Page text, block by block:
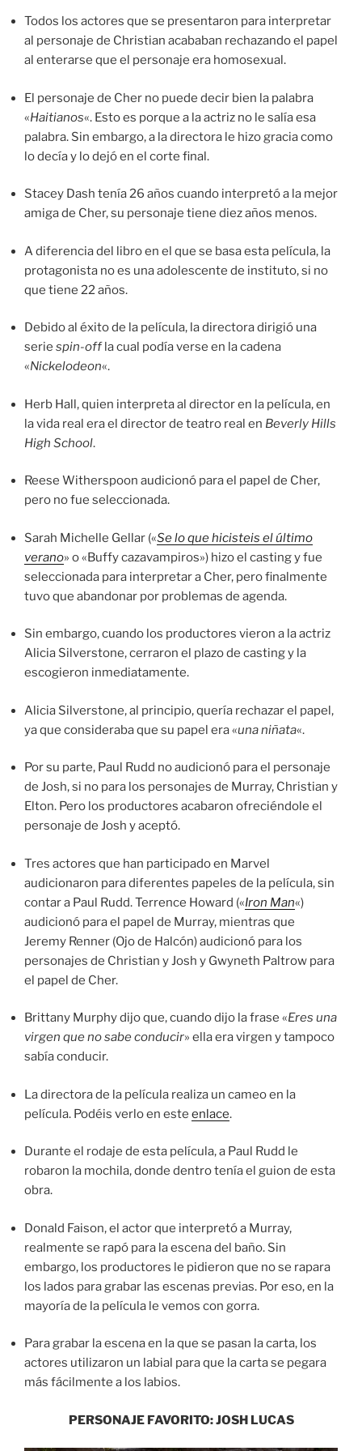
Todos los actores que se presentaron para interpretar
al personaje de Christian acababan rechazando el papel
al enterarse que el personaje era homosexual.
El personaje de Cher no puede decir bien la palabra
«Haitianos«. Esto es porque a la actriz no le salía esa
palabra. Sin embargo, a la directora le hizo gracia como
lo decía y lo dejó en el corte final.
Stacey Dash tenía 26 años cuando interpretó a la mejor
amiga de Cher, su personaje tiene diez años menos.
A diferencia del libro en el que se basa esta película, la
protagonista no es una adolescente de instituto, si no
que tiene 22 años.
Debido al éxito de la película, la directora dirigió una
serie spin-offla cual podía verse en la cadena
«Nickelodeon«.
Herb Hall, quien interpreta al director en la película, en
la vida real era el director de teatro real en Beverly Hills
High School.
Reese Witherspoon audicionó para el papel de Cher,
pero no fue seleccionada.
Sarah Michelle Gellar («Se lo que hicisteis el último
verano» o «Buffy cazavampiros») hizo el casting y fue
seleccionada para interpretar a Cher, pero finalmente
tuvo que abandonar por problemas de agenda.
Sin embargo, cuando los productores vieron a la actriz
Alicia Silverstone, cerraron el plazo de casting y la
escogieron inmediatamente.
Alicia Silverstone, al principio, quería rechazar el papel,
ya que consideraba que su papel era «una niñata«.
Por su parte, Paul Rudd no audicionó para el personaje
de Josh, si no para los personajes de Murray, Christian y
Elton. Pero los productores acabaron ofreciéndole el
personaje de Josh y aceptó.
Tres actores que han participado en Marvel
audicionaron para diferentes papeles de la película, sin
contar a Paul Rudd. Terrence Howard («Iron Man«)
audicionó para el papel de Murray, mientras que
Jeremy Renner (Ojo de Halcón) audicionó para los
personajes de Christian y Josh y Gwyneth Paltrow para
el papel de Cher.
Brittany Murphy dijo que, cuando dijo la frase «Eres una
virgen que no sabe conducir» ella era virgen y tampoco
sabía conducir.
La directora de la película realiza un cameo en la
película. Podéis verlo en este enlace.
Durante el rodaje de esta película, a Paul Rudd le
robaron la mochila, donde dentro tenía el guion de esta
obra.
Donald Faison, el actor que interpretó a Murray,
realmente se rapó para la escena del baño. Sin
embargo, los productores le pidieron que no se rapara
los lados para grabar las escenas previas. Por eso, en la
mayoría de la película le vemos con gorra.
Para grabar la escena en la que se pasan la carta, los
actores utilizaron un labial para que la carta se pegara
más fácilmente a los labios.
PERSONAJE FAVORITO: JOSH LUCAS